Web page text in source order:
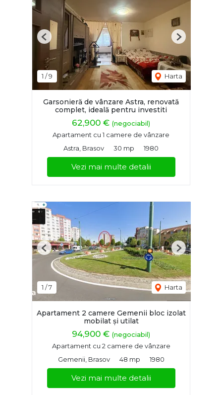
1 /9 Harta
Previous Next
Garsonieră de vânzare Astra, renovată
complet, ideală pentru investiti
62,900 € (negociabil)
Apartament cu 1 camere de vânzare
Astra, Brasov
30 mp 1980
Vezi mai multe detalii
1 /7 Harta
Previous Next
Apartament 2 camere Gemenii bloc izolat
mobilat și utilat
94,900 € (negociabil)
Apartament cu 2 camere de vânzare
Gemenii, Brasov
48 mp 1980
Vezi mai multe detalii